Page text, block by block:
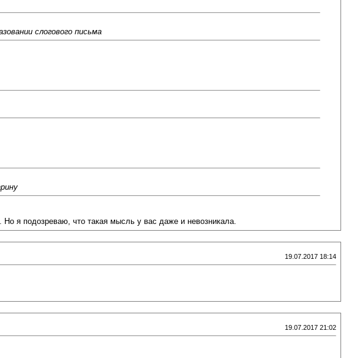
слогового письма
я подозреваю, что такая мысль у вас даже и невозникала.
19.07.2017 18:14
19.07.2017 21:02